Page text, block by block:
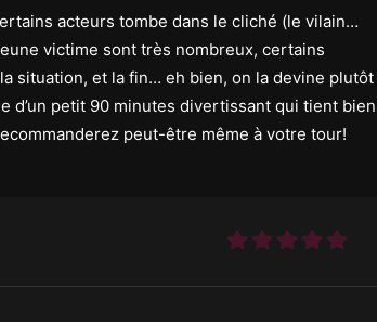
acteurs tombe dans le cliché (le vilain…
victime sont très nombreux, certains
situation, et la fin… eh bien, on la devine plutôt
d’un petit 90 minutes divertissant qui tient bien
peut-être même à votre tour!